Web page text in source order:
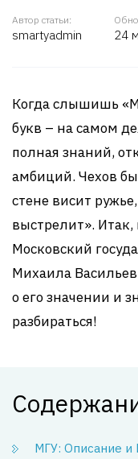
Автор статьи:
smartyadmin 24
Когда слышишь
букв – на самом
полная знаний,
амбиций. Чехов
стене висит
выстрелит».
Московский
Михаила
о его значении и
разбираться!
МГУ: Описание и